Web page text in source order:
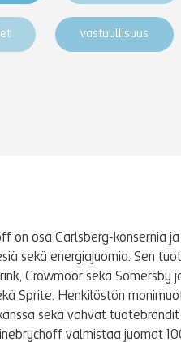
vastuullisuus
on osa Carlsberg-konsernia
sekä energiajuomia. Sen
Crowmoor sekä Somersby
Sprite. Henkilöstön
sekä vahvat
valmistaa juomat